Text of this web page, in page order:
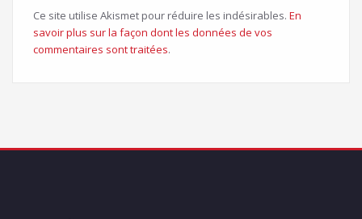
Ce site utilise Akismet pour réduire les indésirables. En
savoir plus sur la façon dont les données de vos
commentaires sont traitées.